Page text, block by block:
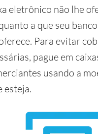
eletrônico não lhe
a que seu
Para evitar
pague em
usando a
esteja.